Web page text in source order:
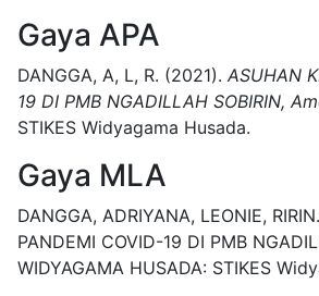
Gaya APA
DANGGA, A, L, R. (2021). ASUHAN
19 DI PMB NGADILLAH SOBIRIN,
STIKES Widyagama Husada.
Gaya MLA
DANGGA, ADRIYANA, LEONIE, RIRIN.
PANDEMI COVID-19 DI PMB
WIDYAGAMA HUSADA: STIKES